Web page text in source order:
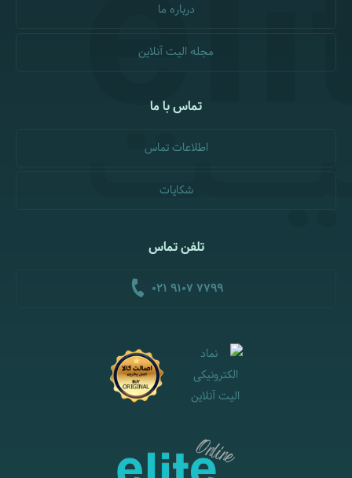
درباره ما
مجله الیت آنلاین
تماس با ما
اطلاعات تماس
شکایات
تلفن تماس
021 9107 7799